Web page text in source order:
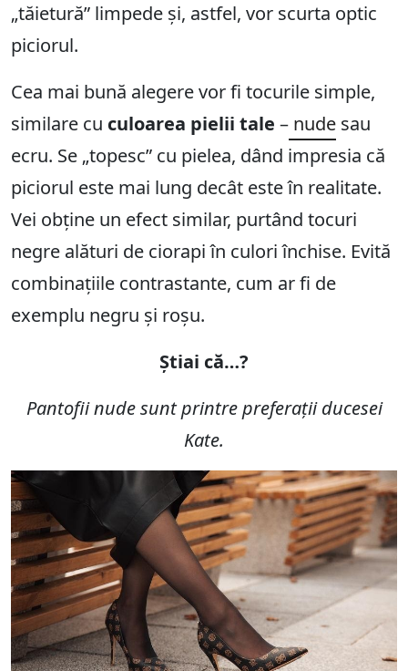
„tăietură” limpede și, astfel, vor scurta optic
piciorul.
Cea mai bună alegere vor fi tocurile simple,
similare cu culoarea pielii tale – nude sau
ecru. Se „topesc” cu pielea, dând impresia că
piciorul este mai lung decât este în realitate.
Vei obține un efect similar, purtând tocuri
negre alături de ciorapi în culori închise. Evită
combinațiile contrastante, cum ar fi de
exemplu negru și roșu.
Știai că…?
Pantofii nude sunt printre preferații ducesei
Kate.